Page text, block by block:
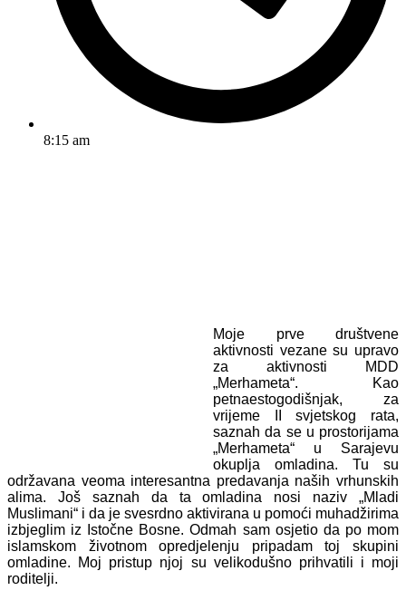
8:15 am
Moje prve društvene
aktivnosti vezane su upravo
za aktivnosti MDD
„Merhameta“. Kao
petnaestogodišnjak, za
vrijeme II svjetskog rata,
saznah da se u prostorijama
„Merhameta“ u Sarajevu
okuplja omladina. Tu su
održavana veoma interesantna predavanja naših vrhunskih
alima. Još saznah da ta omladina nosi naziv „Mladi
Muslimani“ i da je svesrdno aktivirana u pomoći muhadžirima
izbjeglim iz Istočne Bosne. Odmah sam osjetio da po mom
islamskom životnom opredjelenju pripadam toj skupini
omladine. Moj pristup njoj su velikodušno prihvatili i moji
roditelji.